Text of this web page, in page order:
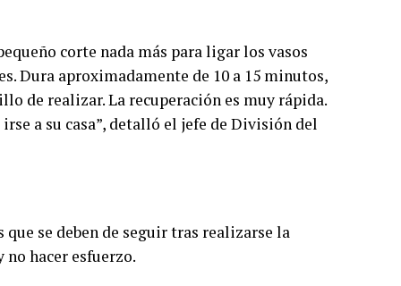
corte nada más para ligar los vasos
Dura aproximadamente de 10 a 15 minutos,
de realizar. La recuperación es muy rápida.
a su casa”, detalló el jefe de División del
se deben de seguir tras realizarse la
hacer esfuerzo.